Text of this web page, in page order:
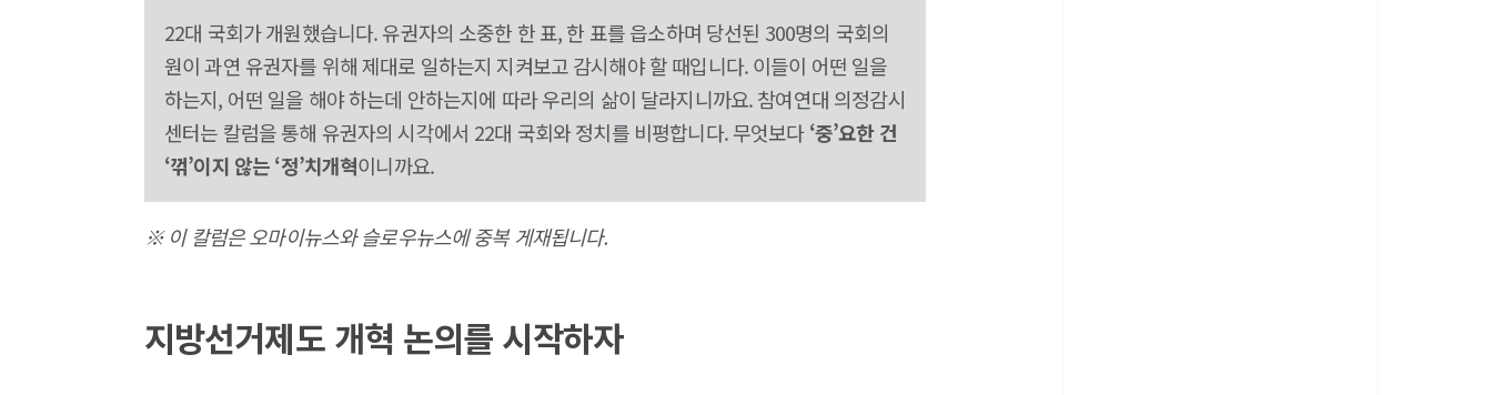
22대 국회가 개원했습니다. 유권자의 소중한 한 표, 한 표를 읍소하며 당선된 300명의 국회의
원이 과연 유권자를 위해 제대로 일하는지 지켜보고 감시해야 할 때입니다. 이들이 어떤 일을
하는지, 어떤 일을 해야 하는데 안하는지에 따라 우리의 삶이 달라지니까요. 참여연대 의정감시
센터는 칼럼을 통해 유권자의 시각에서 22대 국회와 정치를 비평합니다. 무엇보다‘중’요한 건
‘꺾’이지 않는 ‘정’치개혁이니까요.
※ 이 칼럼은 오마이뉴스와 슬로우뉴스에 중복 게재됩니다.
지방선거제도 개혁 논의를 시작하자